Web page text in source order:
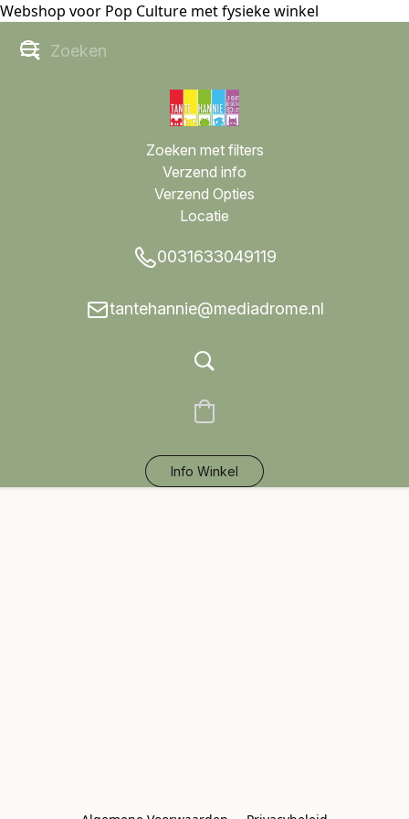
Webshop voor Pop Culture met fysieke winkel
Zoeken met filters
Verzend info
Verzend Opties
Locatie
0031633049119
tantehannie@mediadrome.nl
Info Winkel